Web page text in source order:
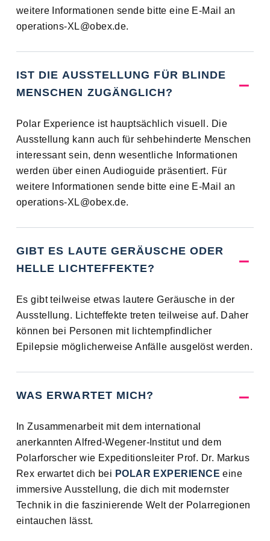
weitere Informationen sende bitte eine E-Mail an
operations-XL@obex.de.
IST DIE AUSSTELLUNG FÜR BLINDE
MENSCHEN ZUGÄNGLICH?
Polar Experience ist hauptsächlich visuell. Die
Ausstellung kann auch für sehbehinderte Menschen
interessant sein, denn wesentliche Informationen
werden über einen Audioguide präsentiert. Für
weitere Informationen sende bitte eine E-Mail an
operations-XL@obex.de.
GIBT ES LAUTE GERÄUSCHE ODER
HELLE LICHTEFFEKTE?
Es gibt teilweise etwas lautere Geräusche in der
Ausstellung. Lichteffekte treten teilweise auf. Daher
können bei Personen mit lichtempfindlicher
Epilepsie möglicherweise Anfälle ausgelöst werden.
WAS ERWARTET MICH?
In Zusammenarbeit mit dem international
anerkannten Alfred-Wegener-Institut und dem
Polarforscher wie Expeditionsleiter Prof. Dr. Markus
Rex erwartet dich bei POLAR EXPERIENCE eine
immersive Ausstellung, die dich mit modernster
Technik in die faszinierende Welt der Polarregionen
eintauchen lässt.